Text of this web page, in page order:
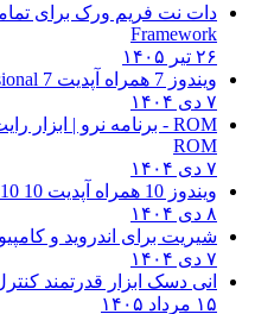
دات نت فریم ورک برای تمامی
Framework
ویندوز 7 همراه آپدیت 7 SP1
ROM - برنامه نرو | ابزار رایت حرفه ای و
ROM
ویندوز 10 همراه آپدیت 10 22H2
10
شیریت برای اندروید و کامپیوتر
انی دسک ابزار قدرتمند کنترل